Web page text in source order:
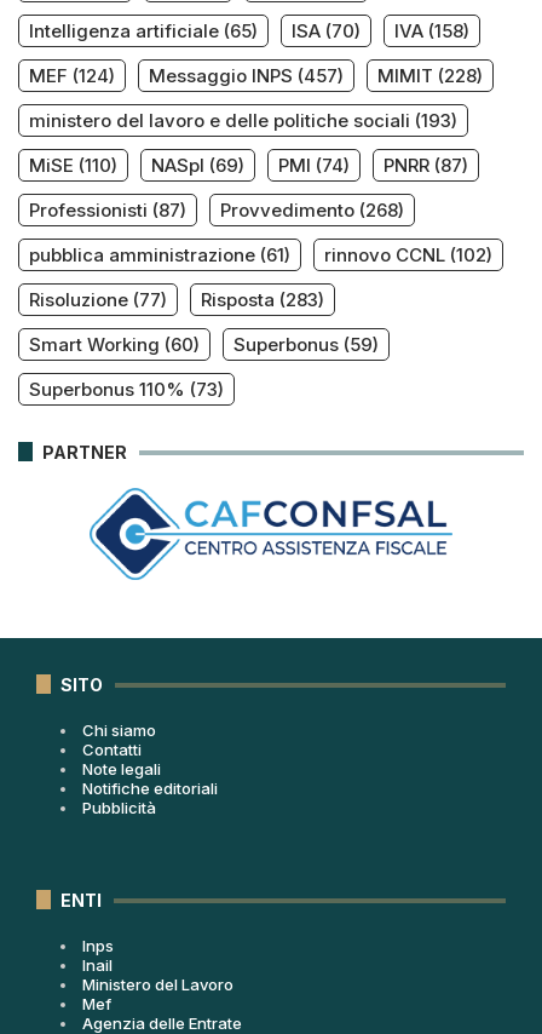
Intelligenza artificiale (65) ISA (70) IVA (158)
MEF (124) Messaggio INPS (457) MIMIT (228)
ministero del lavoro e delle politiche sociali (193)
MiSE (110) NASpI (69) PMI (74) PNRR (87)
Professionisti (87) Provvedimento (268)
pubblica amministrazione (61) rinnovo CCNL (102)
Risoluzione (77) Risposta (283)
Smart Working (60) Superbonus (59)
Superbonus 110% (73)
PARTNER
SITO
Chi siamo
Contatti
Note legali
Notifiche editoriali
Pubblicità
ENTI
Inps
Inail
Ministero del Lavoro
Mef
Agenzia delle Entrate